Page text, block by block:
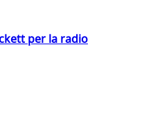
per la radio